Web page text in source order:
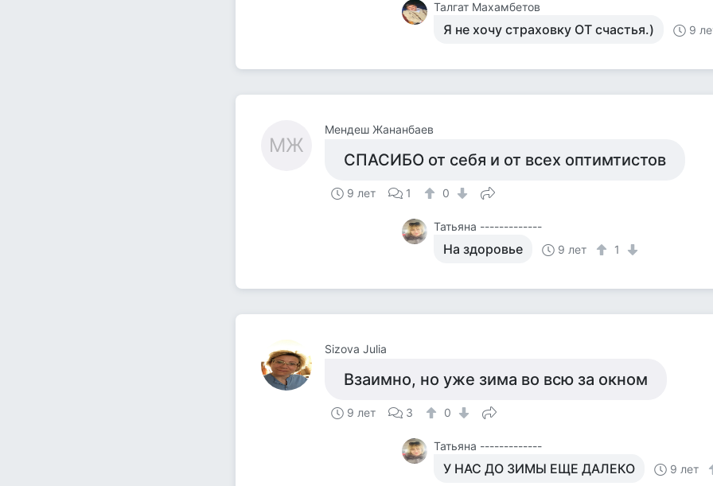
Талгат Махамбетов
Я не хочу страховку ОТ счастья.) 9
МЖ
Мендеш Жананбаев
СПАСИБО от себя и от всех оптимтистов
9 лет 1 0
Татьяна -------------
На здоровье 9 лет 1
Sizova Julia
Взаимно, но уже зима во всю за окном
9 лет 3 0
Татьяна -------------
У НАС ДО ЗИМЫ ЕЩЕ ДАЛЕКО 9 лет